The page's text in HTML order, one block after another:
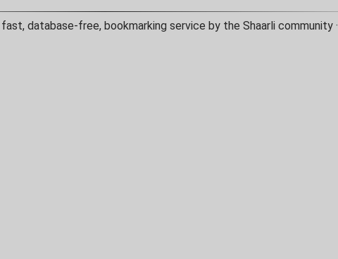
database-free, bookmarking service by the Shaarli community ·